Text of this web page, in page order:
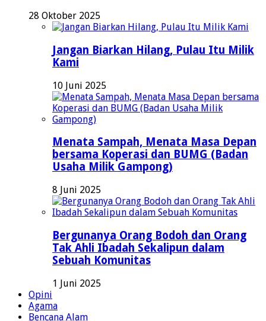
28 Oktober 2025
Jangan Biarkan Hilang, Pulau Itu Milik
Kami
10 Juni 2025
Menata Sampah, Menata Masa Depan
bersama Koperasi dan BUMG (Badan
Usaha Milik Gampong)
8 Juni 2025
Bergunanya Orang Bodoh dan Orang
Tak Ahli Ibadah Sekalipun dalam
Sebuah Komunitas
1 Juni 2025
Opini
Agama
Bencana Alam